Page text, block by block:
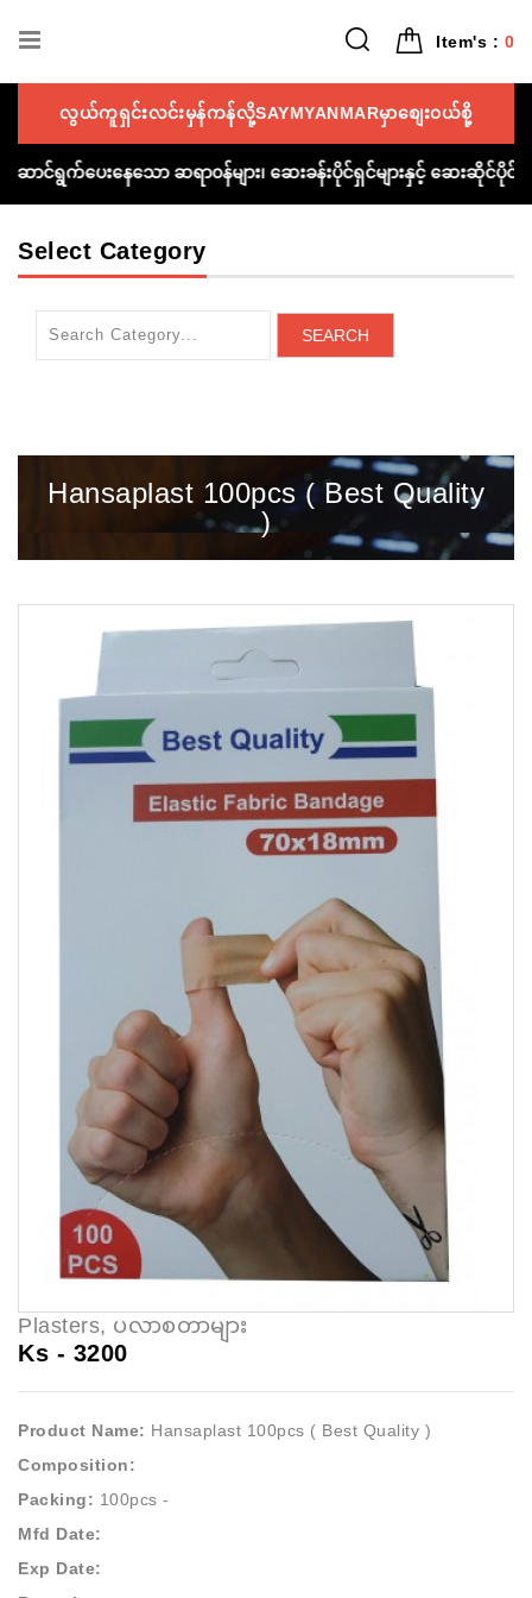
Item's : 0
လွယ်ကူရှင်းလင်းမှန်ကန်လို့SAYMYANMARမှာစျေး၀ယ်စို့
ောင်ရွက်ပေးနေသော ဆရာ၀န်များ၊ ဆေးခန်းပိုင်ရှင်များနှင့် ဆေ
Select Category
SEARCH
Hansaplast 100pcs ( Best Quality
)
Plasters, ပလာစတာများ
Ks - 3200
Product Name: Hansaplast 100pcs ( Best Quality )
Composition:
Packing: 100pcs -
Mfd Date:
Exp Date: